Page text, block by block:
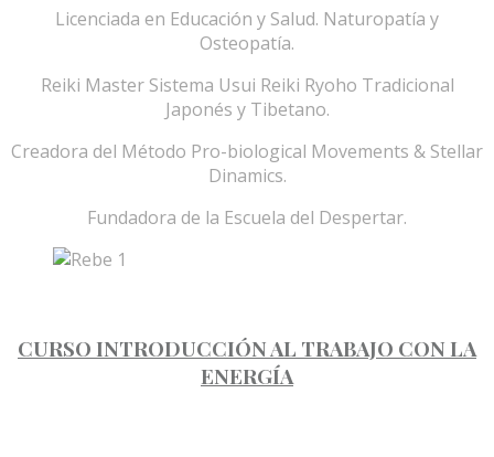
Licenciada en Educación y Salud. Naturopatía y
Osteopatía.
Reiki Master Sistema Usui Reiki Ryoho Tradicional
Japonés y Tibetano.
Creadora del Método Pro-biological Movements & Stellar
Dinamics.
Fundadora de la Escuela del Despertar.
CURSO INTRODUCCIÓN AL TRABAJO CON LA
ENERGÍA